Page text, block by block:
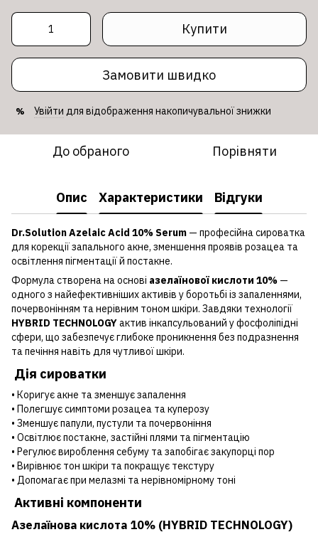
Купити
Замовити швидко
% Увійти для відображення накопичувальної знижки
До обраного Порівняти
Опис Характеристики Відгуки
Dr.Solution Azelaic Acid 10% Serum — професійна сироватка
для корекції запального акне, зменшення проявів розацеа та
освітлення пігментації й постакне.
Формула створена на основі азелаїнової кислоти 10% —
одного з найефективніших активів у боротьбі із запаленнями,
почервонінням та нерівним тоном шкіри. Завдяки технології
HYBRID TECHNOLOGYактив інкапсульований у фосфоліпідні
сфери, що забезпечує глибоке проникнення без подразнення
та печіння навіть для чутливої шкіри.
Дія сироватки
• Коригує акне та зменшує запалення
• Полегшує симптоми розацеа та куперозу
• Зменшує папули, пустули та почервоніння
• Освітлює постакне, застійні плями та пігментацію
• Регулює вироблення себуму та запобігає закупорці пор
• Вирівнює тон шкіри та покращує текстуру
• Допомагає при мелазмі та нерівномірному тоні
Активні компоненти
Азелаїнова кислота 10% (HYBRID TECHNOLOGY)